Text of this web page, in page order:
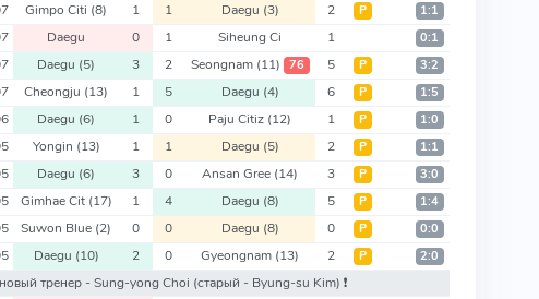
Gimpo Citi (8) 1 1 Daegu (3) 2 Р 1:1
Daegu 0 1 Siheung Ci 1 0:1
Daegu (5) 3 2 Seongnam (11) 76 5 Р 3:2
Cheongju (13) 1 5 Daegu (4) 6 Р 1:5
Daegu (6) 1 0 Paju Citiz (12) 1 Р 1:0
Yongin (13) 1 1 Daegu (5) 2 Р 1:1
Daegu (6) 3 0 Ansan Gree (14) 3 Р 3:0
Gimhae Cit (17) 1 4 Daegu (8) 5 Р 1:4
Suwon Blue (2) 0 0 Daegu (8) 0 Р 0:0
Daegu (10) 2 0 Gyeongnam (13) 2 Р 2:0
новый тренер - Sung-yong Choi (старый - Byung-su Kim) ❗️